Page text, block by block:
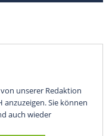
unserer Redaktion
Sie können
auch wieder